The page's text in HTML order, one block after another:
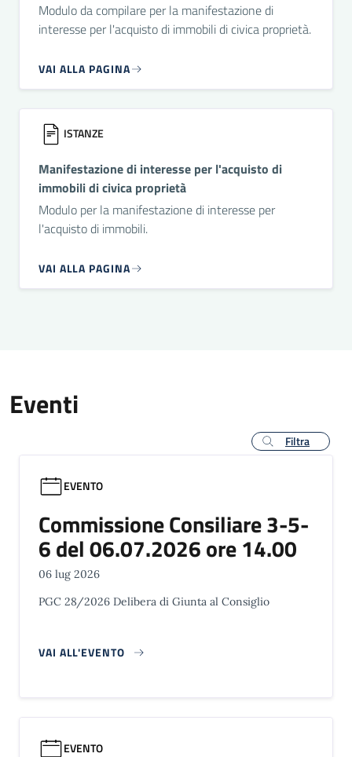
Modulo da compilare per la manifestazione di
interesse per l'acquisto di immobili di civica proprietà.
VAI ALLA PAGINA
ISTANZE
Manifestazione di interesse per l'acquisto di
immobili di civica proprietà
Modulo per la manifestazione di interesse per
l'acquisto di immobili.
VAI ALLA PAGINA
Eventi
Filtra
EVENTO
Commissione Consiliare 3-5-
6 del 06.07.2026 ore 14.00
06 lug 2026
PGC 28/2026 Delibera di Giunta al Consiglio
VAI ALL'EVENTO
EVENTO